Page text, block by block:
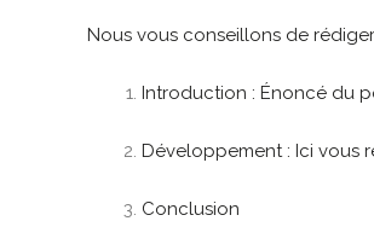
Nous vous conseillons de
Introduction : Énoncé du
Développement : Ici vous
Conclusion